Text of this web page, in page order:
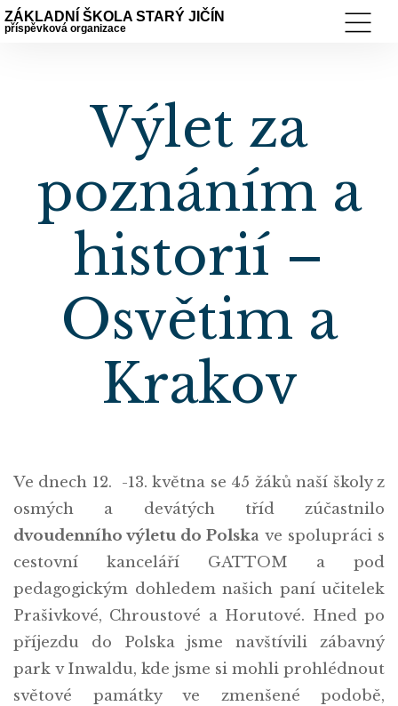
ZÁKLADNÍ ŠKOLA STARÝ JIČÍN
příspěvková organizace
Výlet za
poznáním a
historií –
Osvětim a
Krakov
Ve dnech 12. -13. května se 45 žáků naší školy z
osmých a devátých tříd zúčastnilo
dvoudenního výletu do Polska ve spolupráci s
cestovní kanceláří GATTOM a pod
pedagogickým dohledem našich paní učitelek
Prašivkové, Chroustové a Horutové. Hned po
příjezdu do Polska jsme navštívili zábavný
park v Inwaldu, kde jsme si mohli prohlédnout
světové památky ve zmenšené podobě,